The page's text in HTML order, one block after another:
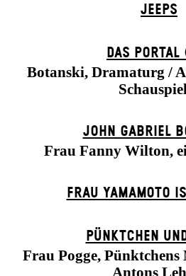
JEEPS
DAS
Botanski, Dramaturg /
JOHN GABRIEL
Frau Fanny Wilton,
FRAU YAMAMOTO
PÜNKTCHEN
Frau Pogge,
Antons